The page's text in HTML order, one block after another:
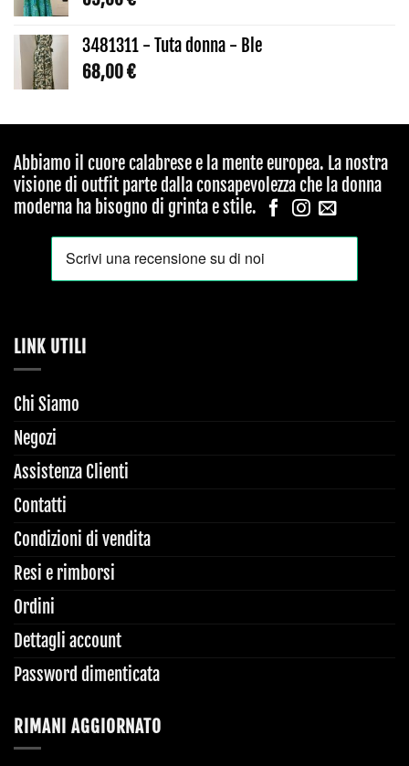
3481311 - Tuta donna - Ble
68,00€
Abbiamo il cuore calabrese e la mente europea. La nostra
visione di outfit parte dalla consapevolezza che la donna
moderna ha bisogno di grinta e stile.
LINK UTILI
Chi Siamo
Negozi
Assistenza Clienti
Contatti
Condizioni di vendita
Resi e rimborsi
Ordini
Dettagli account
Password dimenticata
RIMANI AGGIORNATO